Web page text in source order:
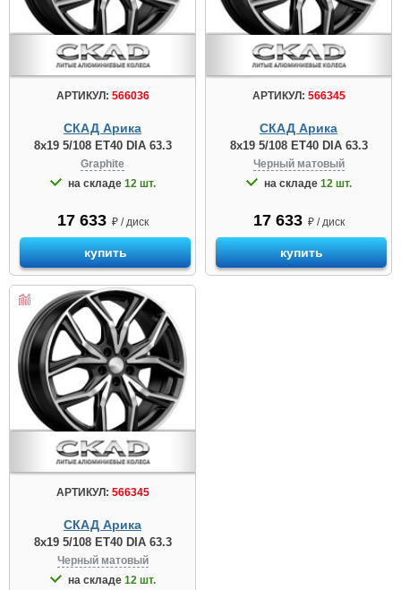
АРТИКУЛ: 566036
СКАД Арика
8x19 5/108 ET40 DIA 63.3
Graphite
на складе 12 шт.
17 633 ₽ / диск
купить
АРТИКУЛ: 566345
СКАД Арика
8x19 5/108 ET40 DIA 63.3
Черный матовый
на складе 12 шт.
17 633 ₽ / диск
купить
АРТИКУЛ: 566345
СКАД Арика
8x19 5/108 ET40 DIA 63.3
Черный матовый
на складе 12 шт.